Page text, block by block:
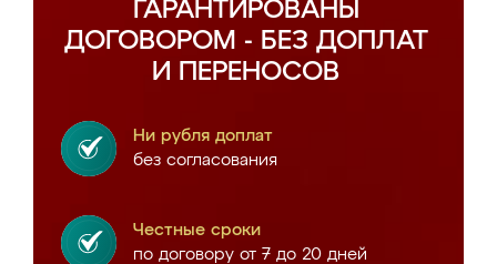
ГАРАНТИРОВАНЫ
ДОГОВОРОМ - БЕЗ ДОПЛАТ
И ПЕРЕНОСОВ
Ни рубля доплат
без согласования
Честные сроки
по договору от 7 до 20 дней